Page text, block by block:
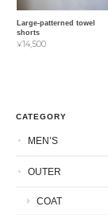
Large-patterned towel
shorts
¥14,500
CATEGORY
MEN’S
OUTER
COAT